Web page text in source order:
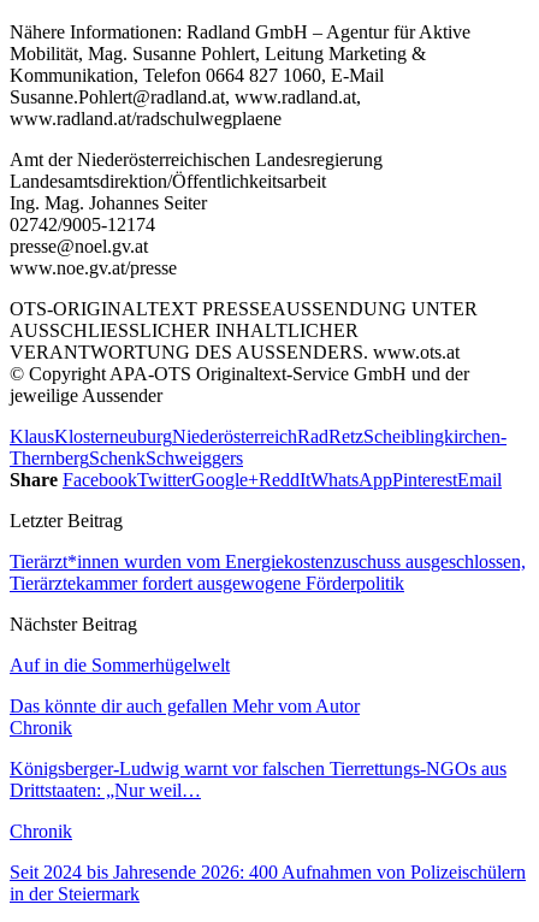
Nähere Informationen: Radland GmbH – Agentur für Aktive
Mobilität, Mag. Susanne Pohlert, Leitung Marketing &
Kommunikation, Telefon 0664 827 1060, E-Mail
Susanne.Pohlert@radland.at, www.radland.at,
www.radland.at/radschulwegplaene
Amt der Niederösterreichischen Landesregierung
Landesamtsdirektion/Öffentlichkeitsarbeit
Ing. Mag. Johannes Seiter
02742/9005-12174
presse@noel.gv.at
www.noe.gv.at/presse
OTS-ORIGINALTEXT PRESSEAUSSENDUNG UNTER
AUSSCHLIESSLICHER INHALTLICHER
VERANTWORTUNG DES AUSSENDERS. www.ots.at
© Copyright APA-OTS Originaltext-Service GmbH und der
jeweilige Aussender
KlausKlosterneuburgNiederösterreichRadRetzScheiblingkirchen-
ThernbergSchenkSchweiggers
Share FacebookTwitterGoogle+ReddItWhatsAppPinterestEmail
Letzter Beitrag
Tierärzt*innen wurden vom Energiekostenzuschuss ausgeschlossen,
Tierärztekammer fordert ausgewogene Förderpolitik
Nächster Beitrag
Auf in die Sommerhügelwelt
Das könnte dir auch gefallen Mehr vom Autor
Chronik
Königsberger-Ludwig warnt vor falschen Tierrettungs-NGOs aus
Drittstaaten: „Nur weil…
Chronik
Seit 2024 bis Jahresende 2026: 400 Aufnahmen von Polizeischülern
in der Steiermark